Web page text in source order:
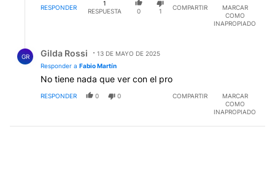
RESPONDER
1
RESPUESTA
0 1
COMPARTIR
MARCAR
COMO
INAPROPIADO
GR Gilda Rossi
13 DE MAYO DE 2025
Responder a Fabio Martín
No tiene nada que ver con el pro
RESPONDER 0 0 COMPARTIR
MARCAR
COMO
INAPROPIADO